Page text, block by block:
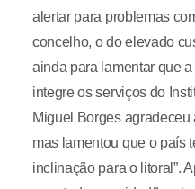
alertar para problemas
concelho, o do elevado
ainda para lamentar que
integre os serviços do
Miguel Borges
mas lamentou que o país
inclinação para o litoral”.